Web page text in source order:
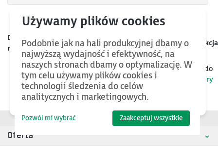
Data
mod.
KategoriaNazwa Rozmiar Akcja
Jeśli chcesz znaleźć więcej plików oraz bazy wiedzy, wróć do
kategorii nadrzędnej
Konwertery
Oferta
Podobnie jak na hali produkcyjnej dbamy o
najwyższą wydajność i efektywność, na
naszych stronach dbamy o optymalizację. W
tym celu używamy plików cookies i
technologii śledzenia do celów
analitycznych i marketingowych.
Pozwól mi wybrać Zaakceptuj wszystkie